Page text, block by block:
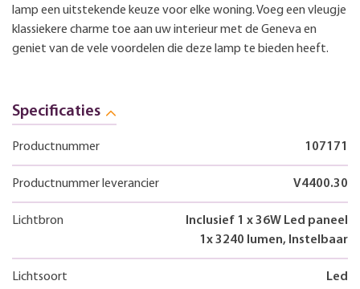
lamp een uitstekende keuze voor elke woning. Voeg een vleugje
klassiekere charme toe aan uw interieur met de Geneva en
geniet van de vele voordelen die deze lamp te bieden heeft.
Specificaties
Productnummer 107171
Productnummer leverancier V4400.30
Lichtbron
Inclusief 1 x 36W Led paneel
1x 3240 lumen, Instelbaar
Lichtsoort Led